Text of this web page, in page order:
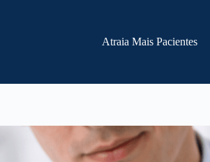
Atraia Mais Pacientes